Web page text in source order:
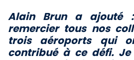
Alain Brun a
remercier tous nos
trois aéroports qui
contribué à ce défi.